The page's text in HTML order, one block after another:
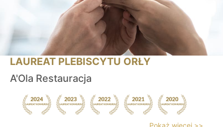
LAUREAT PLEBISCYTU ORŁY
A'Ola Restauracja
Pokaż więcej >>